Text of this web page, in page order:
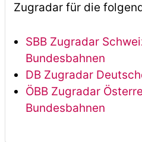
Zugradar für die
SBB Zugradar
Bundesbahnen
DB Zugradar
ÖBB Zugradar
Bundesbahnen